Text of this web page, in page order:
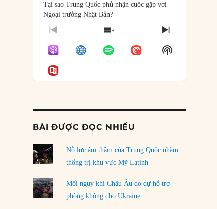
– Chướng ngại Pakistan trong tam giác quan hệ Mỹ – Trung –
Tại sao Trung Quốc phủ nhận cuộc gặp với
Ngoại trưởng Nhật Bản?
04/08/2026
Điểm mù chiến lược của Trump tại Thái Bình
Dương
03/08/2026
rủi ro
01/08/2026
31/07/2026
PREVIOUS
EPISODE
SHOW
EPISODES
LIST
NEXT
EPISODE
Show
Podcast
BÀI ĐƯỢC ĐỌC NHIỀU
Nỗ lực âm thầm của Trung Quốc nhằm
thống trị khu vực Mỹ Latinh
Mối nguy khi Châu Âu do dự hỗ trợ
phòng không cho Ukraine